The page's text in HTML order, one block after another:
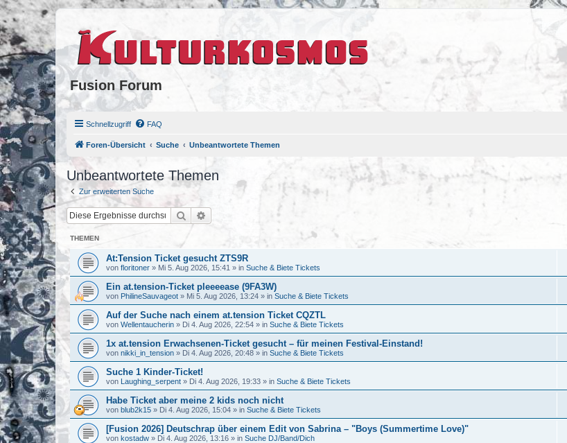
Fusion Forum
Schnellzugriff FAQ
Foren-Übersicht Suche Unbeantwortete Themen
Unbeantwortete Themen
Zur erweiterten Suche
Suche Erweiterte Suche
THEMEN
At:Tension Ticket gesucht ZTS9R
von floritoner » Mi 5. Aug 2026, 15:41 » in Suche & Biete Tickets
Ein at.tension-Ticket pleeeease (9FA3W)
von PhilineSauvageot » Mi 5. Aug 2026, 13:24 » in Suche & Biete Tickets
Auf der Suche nach einem at.tension Ticket CQZTL
von Wellentaucherin » Di 4. Aug 2026, 22:54 » in Suche & Biete Tickets
1x at.tension Erwachsenen-Ticket gesucht – für meinen Festival-Einstand!
von nikki_in_tension » Di 4. Aug 2026, 20:48 » in Suche & Biete Tickets
Suche 1 Kinder-Ticket!
von Laughing_serpent » Di 4. Aug 2026, 19:33 » in Suche & Biete Tickets
Habe Ticket aber meine 2 kids noch nicht
von blub2k15 » Di 4. Aug 2026, 15:04 » in Suche & Biete Tickets
[Fusion 2026] Deutschrap über einem Edit von Sabrina – "Boys (Summertime Love)"
von kostadw » Di 4. Aug 2026, 13:16 » in Suche DJ/Band/Dich